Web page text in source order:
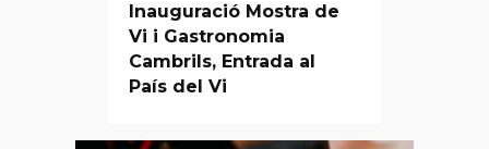
Inauguració Mostra de
Vi i Gastronomia
Cambrils, Entrada al
País del Vi